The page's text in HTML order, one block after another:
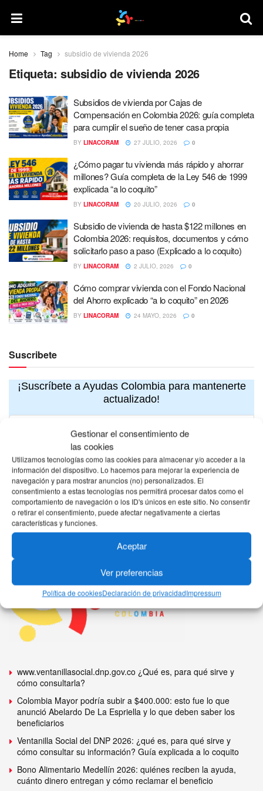
Gestionar el consentimiento de
las cookies
Utilizamos tecnologías como las cookies para almacenar y/o acceder a la
información del dispositivo. Lo hacemos para mejorar la experiencia de
navegación y para mostrar anuncios (no) personalizados. El
consentimiento a estas tecnologías nos permitirá procesar datos como el
comportamiento de navegación o los ID's únicos en este sitio. No consentir
o retirar el consentimiento, puede afectar negativamente a ciertas
características y funciones.
Aceptar
Ver preferencias
Política de cookiesDeclaración de privacidadImpressum
Home Tag subsidio de vivienda 2026
Etiqueta: subsidio de vivienda 2026
Subsidios de vivienda por Cajas de
Compensación en Colombia 2026: guía completa
para cumplir el sueño de tener casa propia
BY LINACORAM 27 JULIO, 2026 0
¿Cómo pagar tu vivienda más rápido y ahorrar
millones? Guía completa de la Ley 546 de 1999
explicada “a lo coquito”
BY LINACORAM 20 JULIO, 2026 0
Subsidio de vivienda de hasta $122 millones en
Colombia 2026: requisitos, documentos y cómo
solicitarlo paso a paso (Explicado a lo coquito)
BY LINACORAM 2 JULIO, 2026 0
Cómo comprar vivienda con el Fondo Nacional
del Ahorro explicado “a lo coquito” en 2026
BY LINACORAM 24 MAYO, 2026 0
Suscribete
¡Suscríbete a Ayudas Colombia para mantenerte
actualizado!
www.ventanillasocial.dnp.gov.co ¿Qué es, para qué sirve y
cómo consultarla?
Colombia Mayor podría subir a $400.000: esto fue lo que
anunció Abelardo De La Espriella y lo que deben saber los
beneficiarios
Ventanilla Social del DNP 2026: ¿qué es, para qué sirve y
cómo consultar su información? Guía explicada a lo coquito
Bono Alimentario Medellín 2026: quiénes reciben la ayuda,
cuánto dinero entregan y cómo reclamar el beneficio